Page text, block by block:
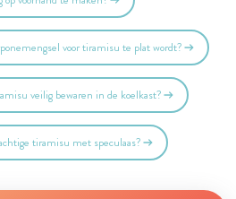
voor tiramisu te plat wordt?
veilig bewaren in de koelkast?
tiramisu met speculaas?